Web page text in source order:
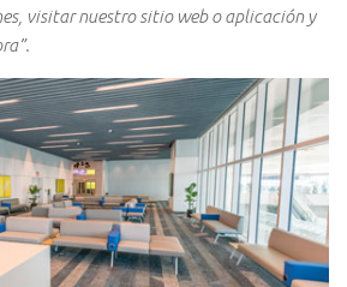
visitar nuestro sitio web o aplicación y